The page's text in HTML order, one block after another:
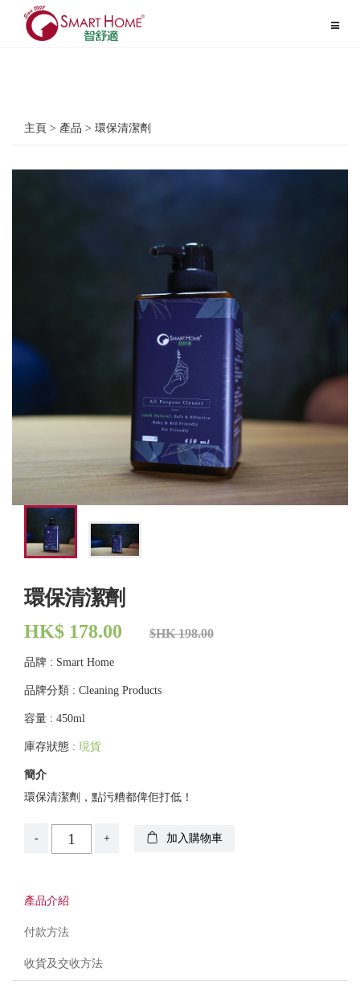
Toggle
主頁 > 產品 > 環保清潔劑
環保清潔劑
HK$ 178.00 $HK 198.00
品牌 : Smart Home
品牌分類 : Cleaning Products
容量 : 450ml
庫存狀態 : 現貨
簡介
環保清潔劑，點污糟都俾佢打低！
- + 加入購物車
產品介紹
付款方法
收貨及交收方法